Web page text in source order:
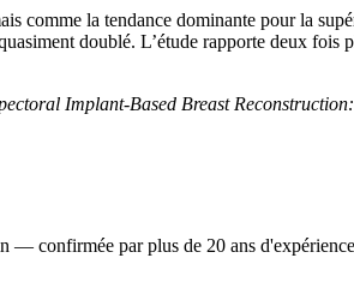
comme la tendance dominante pour la
doublé. L’étude rapporte deux
Implant-Based Breast
— confirmée par plus de 20 ans